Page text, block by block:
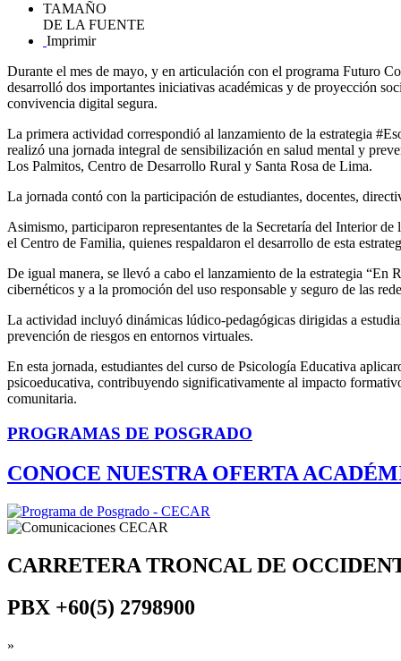
TAMAÑO
DE LA FUENTE
Imprimir
Durante el mes de mayo, y en articulación con el programa Futuro
desarrolló dos importantes iniciativas académicas y de proyección
convivencia digital segura.
La primera actividad correspondió al lanzamiento de la estrategia
realizó una jornada integral de sensibilización en salud mental y
Los Palmitos, Centro de Desarrollo Rural y Santa Rosa de Lima.
La jornada contó con la participación de estudiantes, docentes,
Asimismo, participaron representantes de la Secretaría del Interior
el Centro de Familia, quienes respaldaron el desarrollo de esta
De igual manera, se llevó a cabo el lanzamiento de la estrategia
cibernéticos y a la promoción del uso responsable y seguro de las
La actividad incluyó dinámicas lúdico-pedagógicas dirigidas a
prevención de riesgos en entornos virtuales.
En esta jornada, estudiantes del curso de Psicología Educativa
psicoeducativa, contribuyendo significativamente al impacto
comunitaria.
PROGRAMAS DE POSGRADO
CONOCE NUESTRA OFERTA
CARRETERA TRONCAL DE
PBX +60(5) 2798900
»